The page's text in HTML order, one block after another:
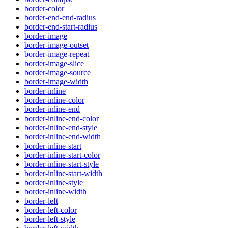
border-color
border-end-end-radius
border-end-start-radius
border-image
border-image-outset
border-image-repeat
border-image-slice
border-image-source
border-image-width
border-inline
border-inline-color
border-inline-end
border-inline-end-color
border-inline-end-style
border-inline-end-width
border-inline-start
border-inline-start-color
border-inline-start-style
border-inline-start-width
border-inline-style
border-inline-width
border-left
border-left-color
border-left-style